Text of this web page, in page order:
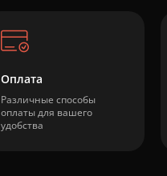
Оплата
Различные способы
оплаты для вашего
удобства